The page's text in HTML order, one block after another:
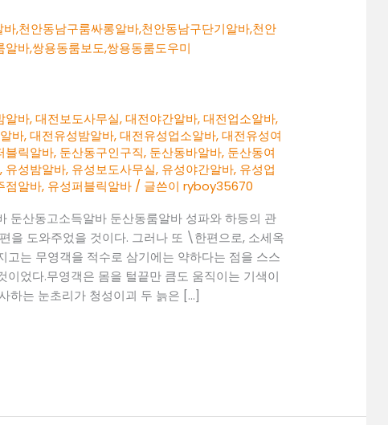
알바,대전보도사무실,대전야간알바,대전업소알바,
바,대전유성밤알바,대전유성업소알바,대전유성여
블릭알바, 둔산동구인구직, 둔산동바알바, 둔산동여
, 유성밤알바, 유성보도사무실, 유성야간알바, 유성업
점알바, 유성퍼블릭알바 / 글쓴이ryboy35670
둔산동고소득알바 둔산동룸알바 성파와 하등의 관
을 도와주었을 것이다. 그러나 또 \한편으로, 소세옥
는 무영객을 적수로 삼기에는 약하다는 점을 스스
었다.무영객은 몸을 털끝만 큼도 움직이는 기색이
하는 눈초리가 청성이괴 두 늙은 […]